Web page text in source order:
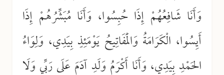
وَأَنَا شَافِعُهُمْ إِذَا حُبِسُوا، وَأَنَا مُبَشِّرُهُمْ إِذَا
أَيِسُوا، الْكَرَامَةُ وَالْمَفَاتِيحُ يَوْمَئِذٍ بِيَدِي، وَلِوَاءُ
الحَمْدِ بِيَدِي، وَأَنَا أَكْرَمُ وَلَدِ آدَمَ عَلَى رَبِّي وَلَا